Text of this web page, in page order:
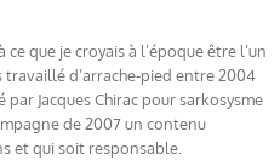
que je croyais à l’époque être l’un
travaillé d’arrache-pied entre 2004
Jacques Chirac pour sarkosysme
de 2007 un contenu
et qui soit responsable.